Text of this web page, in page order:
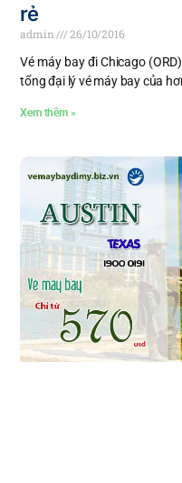
rẻ
admin
26/10/2016
Vé máy bay đi Chicago
tổng đại lý vé máy bay của
Xem thêm »